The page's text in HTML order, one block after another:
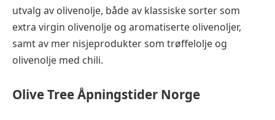
utvalg av olivenolje, både av klassiske sorter som
extra virgin olivenolje og aromatiserte olivenoljer,
samt av mer nisjeprodukter som trøffelolje og
olivenolje med chili.
Olive TreeÅpningstider Norge